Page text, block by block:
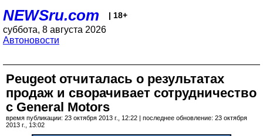
NEWSru.com | 18+
суббота, 8 августа 2026
Автоновости
Peugeot отчиталась о результатах
продаж и сворачивает сотрудничество
с General Motors
время публикации: 23 октября 2013 г., 12:22 | последнее обновление: 23 октября
2013 г., 13:02